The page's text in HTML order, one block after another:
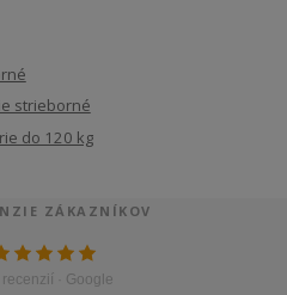
strieborné
do 120 kg
ZÁKAZNÍKOV
recenzií · Google